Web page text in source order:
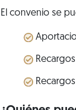
El convenio se